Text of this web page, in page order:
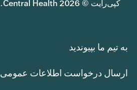
کپی‌رایت © 2026 Central Health. تمامی حقوق محفوظ است.
به تیم ما بپیوندید
ارسال درخواست اطلاعات عمومی